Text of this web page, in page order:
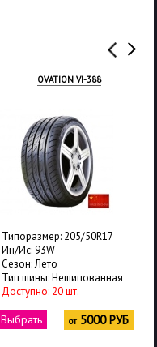
OVATION VI-388
Типоразмер: 205/50R17
Ин/Ис: 93W
Сезон: Лето
Тип шины: Нешипованная
Доступно: 20 шт.
Выбрать от5000 РУБ